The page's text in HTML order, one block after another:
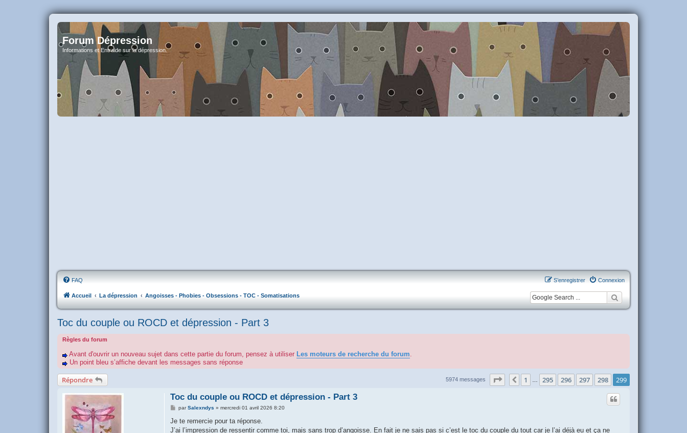
Forum Dépression
Informations et Entraide sur la dépression.
FAQ Connexion
S’enregistrer
Accueil La dépression Angoisses - Phobies - Obsessions - TOC - Somatisations
Toc du couple ou ROCD et dépression - Part 3
Règles du forum
Avant d'ouvrir un nouveau sujet dans cette partie du forum, pensez à utiliser Les moteurs de recherche du forum.
Un point bleu s’affiche devant les messages sans réponse
Répondre 5974 messages Page 299 sur299
Précédente
1 295 296 297 298 299
Toc du couple ou ROCD et dépression - Part 3
M
s
a
parSalexndys » mercredi 01 avril 2026 8:20
Je te remercie pour ta réponse.
J’ai l’impression de ressentir comme toi, mais sans trop d’angoisse. En fait je ne sais pas si c’est le toc du couple du tout car je l’ai déjà eu et ça ne